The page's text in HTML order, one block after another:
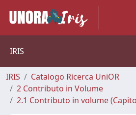
IRIS
IRIS
Catalogo Ricerca UniOR
2 Contributo in Volume
2.1 Contributo in volume